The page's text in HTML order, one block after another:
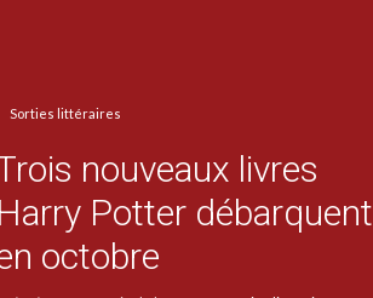
Sorties littéraires
nouveaux livres
Potter débarquent
octobre